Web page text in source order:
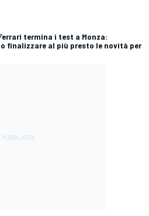
Ferrari termina i test a Monza:
finalizzare al più presto le novità per